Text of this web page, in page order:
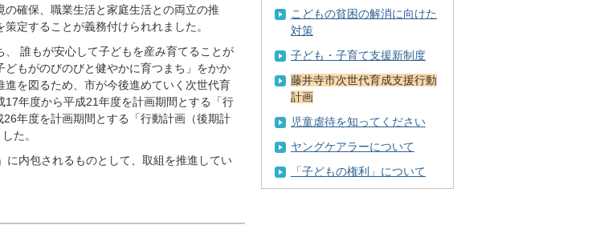
確保、職業生活と家庭生活との両立の推
定することが義務付けられれました。
誰もが安心して子どもを産み育てることが
もがのびのびと健やかに育つまち」をかか
を図るため、市が今後進めていく次世代育
年度から平成21年度を計画期間とする「行
年度を計画期間とする「行動計画（後期計
た。
内包されるものとして、取組を推進してい
こどもの貧困の解消に向けた
対策
子ども・子育て支援新制度
藤井寺市次世代育成支援行動
計画
児童虐待を知ってください
ヤングケアラーについて
「子どもの権利」について